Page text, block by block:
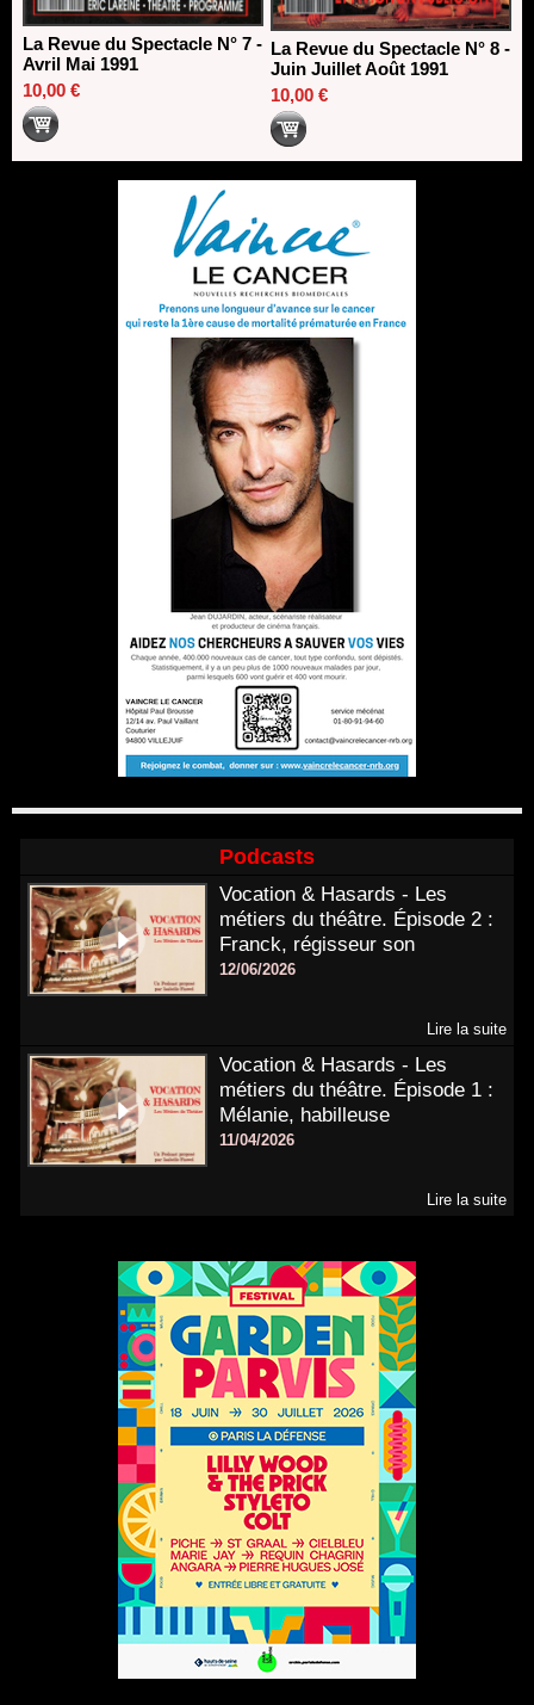
La Revue du Spectacle N° 7 -
Avril Mai 1991
10,00 €
La Revue du Spectacle N° 8 -
Juin Juillet Août 1991
10,00 €
Podcasts
Vocation & Hasards - Les
métiers du théâtre. Épisode 2 :
Franck, régisseur son
12/06/2026
Lire la suite
Vocation & Hasards - Les
métiers du théâtre. Épisode 1 :
Mélanie, habilleuse
11/04/2026
Lire la suite